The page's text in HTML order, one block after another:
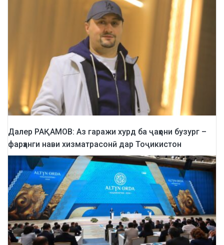
Далер РАҚАМОВ: Аз гаражи хурд ба ҷаҳони бузург –
фарҳанги нави хизматрасонӣ дар Тоҷикистон